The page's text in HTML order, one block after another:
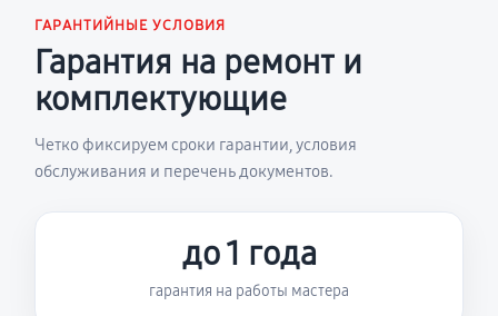
ГАРАНТИЙНЫЕ УСЛОВИЯ
Гарантия на ремонт и
комплектующие
Четко фиксируем сроки гарантии, условия
обслуживания и перечень документов.
до 1 года
гарантия на работы мастера